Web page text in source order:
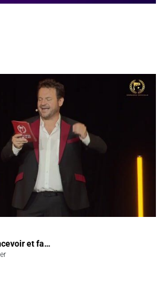
et fa…